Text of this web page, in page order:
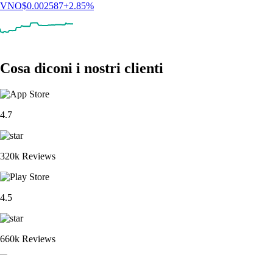
VNO$0.002587+2.85%
Cosa diconi i nostri clienti
4.7
320k Reviews
4.5
660k Reviews